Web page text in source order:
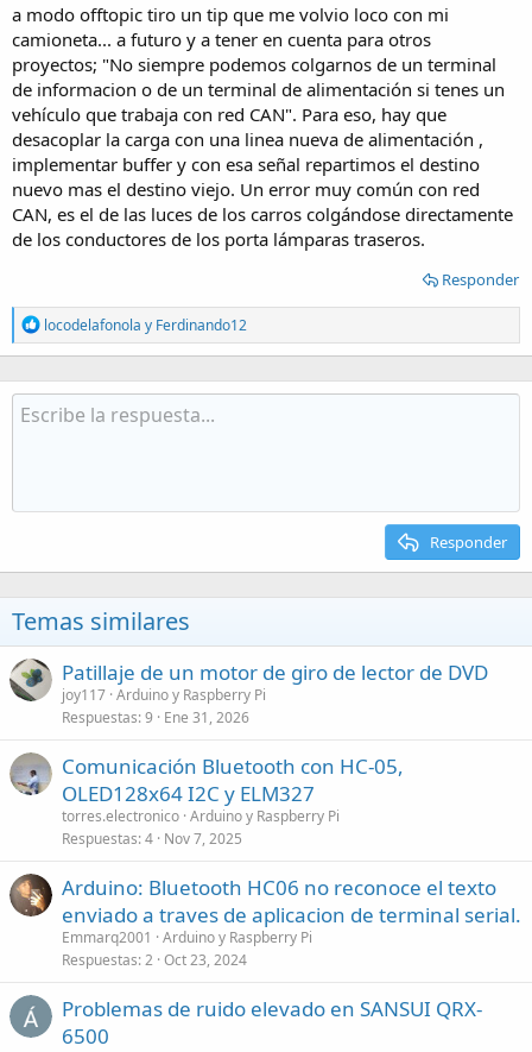
a modo offtopic tiro un tip que me volvio loco con mi
camioneta... a futuro y a tener en cuenta para otros
proyectos; "No siempre podemos colgarnos de un terminal
de informacion o de un terminal de alimentación si tenes un
vehículo que trabaja con red CAN". Para eso, hay que
desacoplar la carga con una linea nueva de alimentación ,
implementar buffer y con esa señal repartimos el destino
nuevo mas el destino viejo. Un error muy común con red
CAN, es el de las luces de los carros colgándose directamente
de los conductores de los porta lámparas traseros.
Responder
R
e
a
c
t
i
locodelafonola y Ferdinando12
Responder
Temas similares
Patillaje de un motor de giro de lector de DVD
joy117 Arduino y Raspberry Pi
Respuestas 9 Ene 31, 2026
Comunicación Bluetooth con HC-05,
OLED128x64 I2C y ELM327
torres.electronico Arduino y Raspberry Pi
Respuestas 4 Nov 7, 2025
Arduino: Bluetooth HC06 no reconoce el texto
enviado a traves de aplicacion de terminal serial.
Emmarq2001
Arduino y Raspberry Pi
Respuestas 2 Oct 23, 2024
Problemas de ruido elevado en SANSUI QRX-
6500